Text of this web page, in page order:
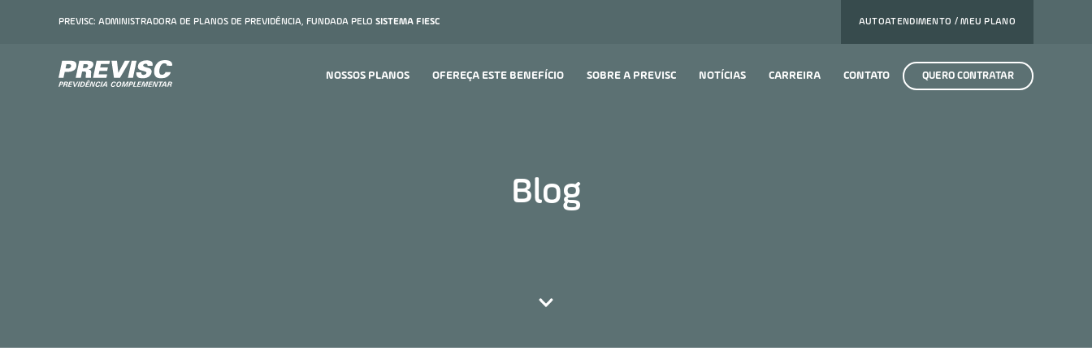
PREVISC: ADMINISTRADORA DE PLANOS DE PREVIDÊNCIA, FUNDADA PELO SISTEMA FIESC AUTOATENDIMENTO / MEU PLANO
NOSSOS PLANOS OFEREÇA ESTE BENEFÍCIO SOBRE A PREVISC NOTÍCIAS CARREIRA CONTATO QUERO CONTRATAR
Blog